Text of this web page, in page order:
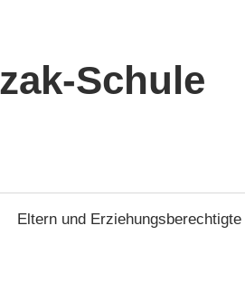
Schule
Eltern und Erziehungsberechtigte